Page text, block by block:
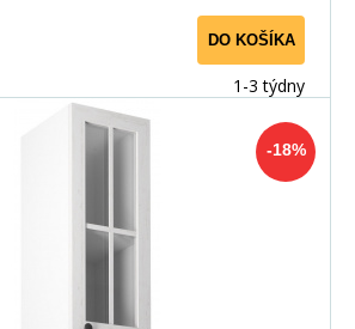
DO KOŠÍKA
1-3 týdny
-18%